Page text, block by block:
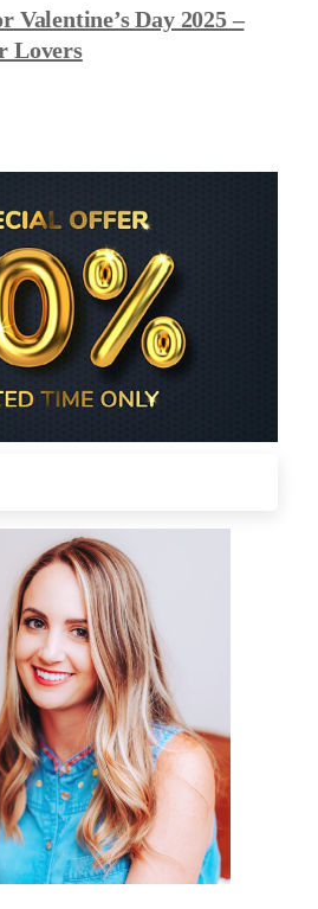
Valentine’s Day 2025 –
Lovers